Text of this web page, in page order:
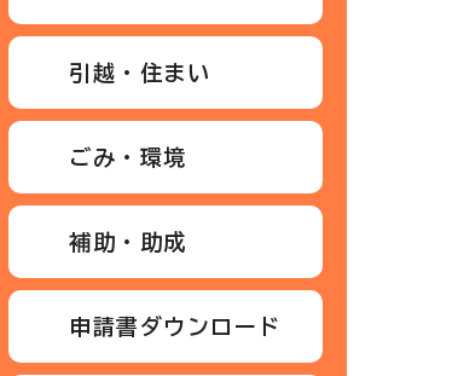
引越・住まい
ごみ・環境
補助・助成
申請書ダウンロード